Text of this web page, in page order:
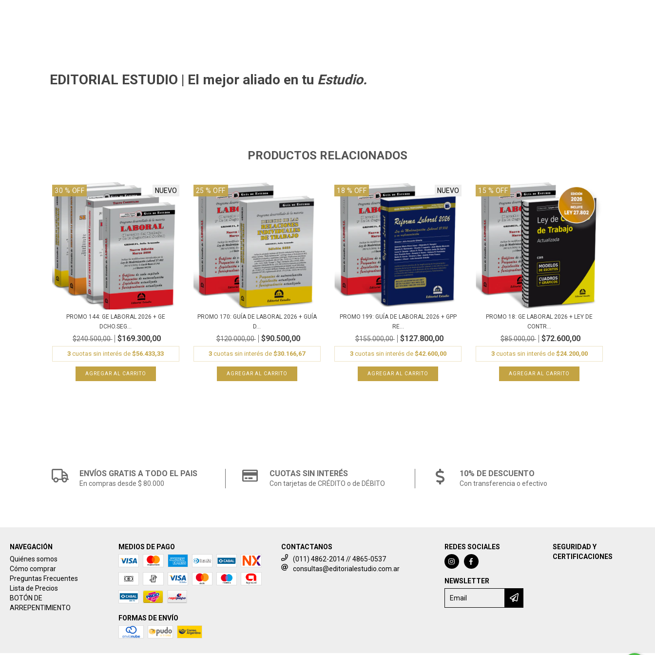
EDITORIAL ESTUDIO | El mejor aliado en tu Estudio.
PRODUCTOS RELACIONADOS
30 % OFF NUEVO
PROMO 144: GE LABORAL 2026 + GE
DCHO.SEG...
$240.500,00 $169.300,00
3 cuotas sin interés de$56.433,33
25 % OFF
PROMO 170: GUÍA DE LABORAL 2026 + GUÍA
D...
$120.000,00 $90.500,00
3 cuotas sin interés de$30.166,67
18 % OFF NUEVO
PROMO 199: GUÍA DE LABORAL 2026 + GPP
RE...
$155.000,00 $127.800,00
3cuotas sin interés de $42.600,00
15 % OFF
PROMO 18: GE LABORAL 2026 + LEY DE
CONTR...
$85.000,00 $72.600,00
3cuotas sin interés de $24.200,00
ENVÍOS GRATIS A TODO EL PAIS
En compras desde $ 80.000
CUOTAS SIN INTERÉS
Con tarjetas de CRÉDITO o de DÉBITO
10% DE DESCUENTO
Con transferencia o efectivo
NAVEGACIÓN
Quiénes somos
Cómo comprar
Preguntas Frecuentes
Lista de Precios
BOTÓN DE
ARREPENTIMIENTO
MEDIOS DE PAGO
FORMAS DE ENVÍO
CONTACTANOS
(011) 4862-2014 // 4865-0537
consultas@editorialestudio.com.ar
REDES SOCIALES
NEWSLETTER
SEGURIDAD Y
CERTIFICACIONES